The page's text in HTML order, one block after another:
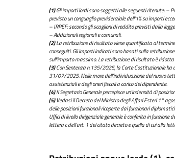
(1)Gli importi lordi sono soggetti alle seguenti ritenute: –
previsto un conguaglio previdenziale dell’1% su importi
– IRPEF: secondo gli scaglioni di reddito previsti dalla
– Addizionali regionali e comunali.
(2)La retribuzione di risultato viene quantificata al
conseguiti. Gli importi indicati sono basati sulla
sull’importo massimo. La retribuzione di risultato è
(3)Con Sentenza n.135/2025, la Corte Costituzionale ha
31/07/2025. Nelle more dell’individuazione del nuovo
assistenziali e degli oneri fiscali a carico del dipendente.
(4)Il Segretario Generale percepisce un’indennità di
(5)Vedasi il Decreto del Ministro degli Affari Esteri 1°
delle posizioni funzionali ricoperte dai funzionari
Uffici di livello dirigenziale generale è conferita in
lettera c dell’art. 1 del citato decreto e quella di cui alla